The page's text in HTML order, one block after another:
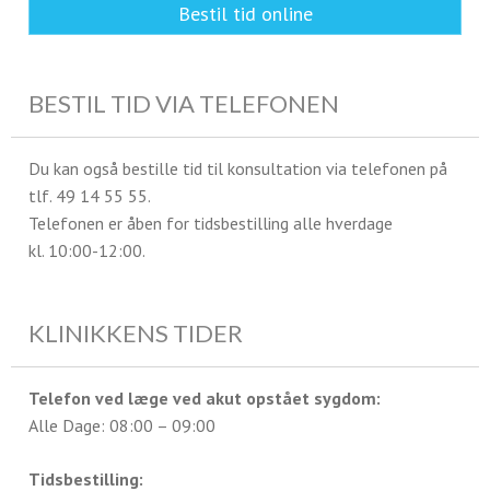
Bestil tid online
BESTIL TID VIA TELEFONEN
Du kan også bestille tid til konsultation via telefonen på
tlf. 49 14 55 55.
Telefonen er åben for tidsbestilling alle hverdage
kl. 10:00-12:00.
KLINIKKENS TIDER
Telefon ved læge ved akut opstået sygdom:
Alle Dage: 08:00 – 09:00
Tidsbestilling: